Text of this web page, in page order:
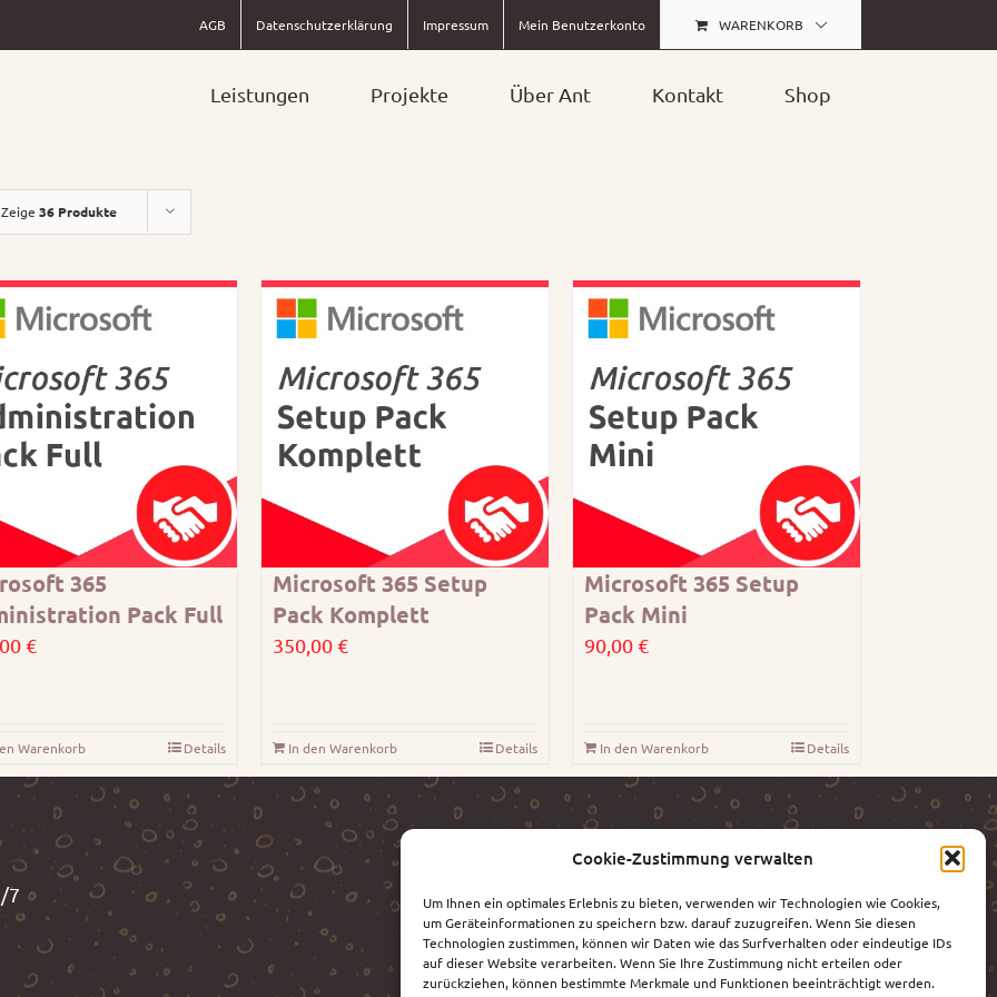
Cookie-Zustimmung verwalten
Um Ihnen ein optimales Erlebnis zu bieten, verwenden wir Technologien wie Cookies,
um Geräteinformationen zu speichern bzw. darauf zuzugreifen. Wenn Sie diesen
Technologien zustimmen, können wir Daten wie das Surfverhalten oder eindeutige IDs
auf dieser Website verarbeiten. Wenn Sie Ihre Zustimmung nicht erteilen oder
zurückziehen, können bestimmte Merkmale und Funktionen beeinträchtigt werden.
AGB Datenschutzerklärung Impressum Mein Benutzerkonto WARENKORB
Leistungen Projekte Über Ant Kontakt Shop
Zeige 36 Produkte
365
Pack Full
€
Warenkorb Details
Microsoft 365 Setup
Pack Komplett
350,00€
In den Warenkorb Details
Microsoft 365 Setup
Pack Mini
90,00€
In den Warenkorb Details
7